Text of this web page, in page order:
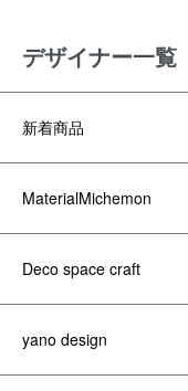
デザイナー一覧
新着商品
MaterialMichemon
Deco space craft
yano design